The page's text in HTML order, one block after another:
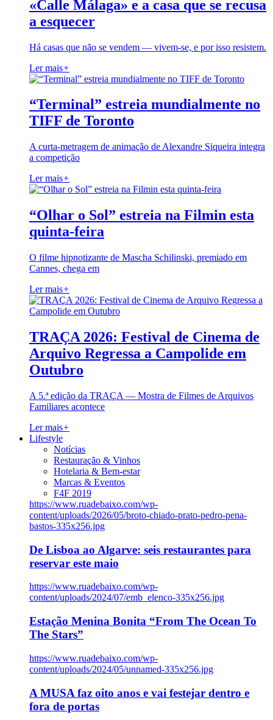
«Calle Málaga» e a casa que se recusa
a esquecer
Há casas que não se vendem — vivem-se, e por isso resistem.
Ler mais+
“Terminal” estreia mundialmente no
TIFF de Toronto
A curta-metragem de animação de Alexandre Siqueira integra
a competição
Ler mais+
“Olhar o Sol” estreia na Filmin esta
quinta-feira
O filme hipnotizante de Mascha Schilinski, premiado em
Cannes, chega em
Ler mais+
TRAÇA 2026: Festival de Cinema de
Arquivo Regressa a Campolide em
Outubro
A 5.ª edição da TRAÇA — Mostra de Filmes de Arquivos
Familiares acontece
Ler mais+
Lifestyle
Notícias
Restauração & Vinhos
Hotelaria & Bem-estar
Marcas & Eventos
F4F 2019
https://www.ruadebaixo.com/wp-
content/uploads/2026/05/broto-chiado-prato-pedro-pena-
bastos-335x256.jpg
De Lisboa ao Algarve: seis restaurantes para
reservar este maio
https://www.ruadebaixo.com/wp-
content/uploads/2024/07/emb_elenco-335x256.jpg
Estação Menina Bonita “From The Ocean To
The Stars”
https://www.ruadebaixo.com/wp-
content/uploads/2024/05/unnamed-335x256.jpg
A MUSA faz oito anos e vai festejar dentro e
fora de portas